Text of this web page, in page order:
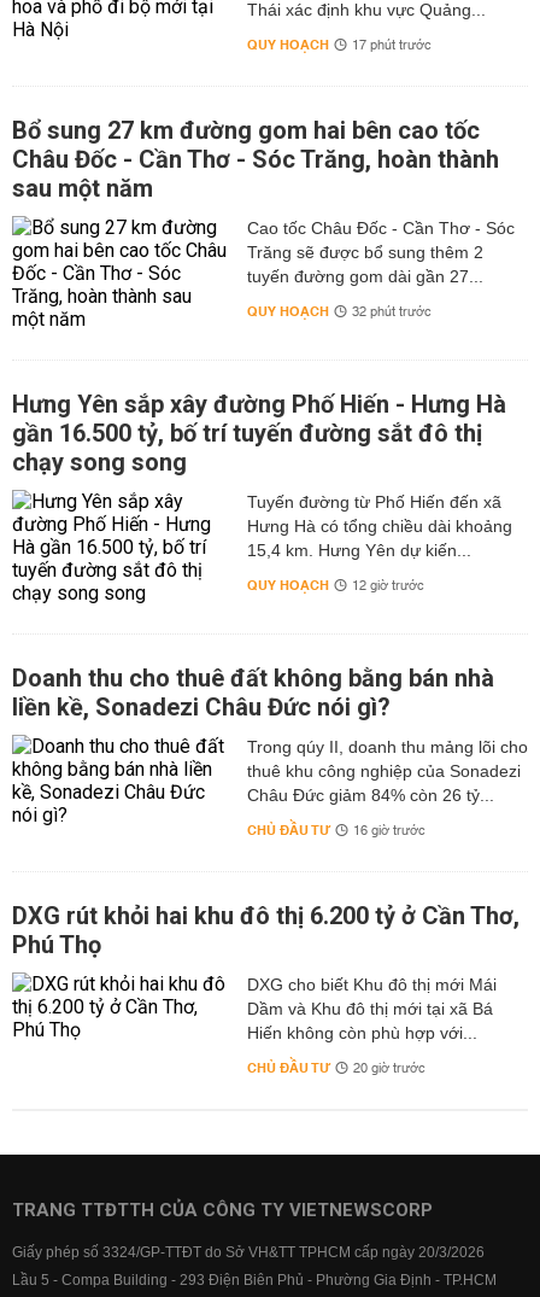
Thái xác định khu vực Quảng...
QUY HOẠCH 17 phút trước
Bổ sung 27 km đường gom hai bên cao tốc
Châu Đốc - Cần Thơ - Sóc Trăng, hoàn thành
sau một năm
Cao tốc Châu Đốc - Cần Thơ - Sóc
Trăng sẽ được bổ sung thêm 2
tuyến đường gom dài gần 27...
QUY HOẠCH 32 phút trước
Hưng Yên sắp xây đường Phố Hiến - Hưng Hà
gần 16.500 tỷ, bố trí tuyến đường sắt đô thị
chạy song song
Tuyến đường từ Phố Hiến đến xã
Hưng Hà có tổng chiều dài khoảng
15,4 km. Hưng Yên dự kiến...
QUY HOẠCH 12 giờ trước
Doanh thu cho thuê đất không bằng bán nhà
liền kề, Sonadezi Châu Đức nói gì?
Trong qúy II, doanh thu mảng lõi cho
thuê khu công nghiệp của Sonadezi
Châu Đức giảm 84% còn 26 tỷ...
CHỦ ĐẦU TƯ 16 giờ trước
DXG rút khỏi hai khu đô thị 6.200 tỷ ở Cần Thơ,
Phú Thọ
DXG cho biết Khu đô thị mới Mái
Dầm và Khu đô thị mới tại xã Bá
Hiến không còn phù hợp với...
CHỦ ĐẦU TƯ 20 giờ trước
TRANG TTĐTTH CỦA CÔNG TY VIETNEWSCORP
Giấy phép số 3324/GP-TTĐT do Sở VH&TT TPHCM cấp ngày 20/3/2026
Lầu 5 - Compa Building - 293 Điện Biên Phủ - Phường Gia Định - TP.HCM